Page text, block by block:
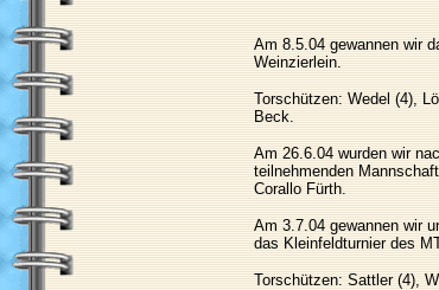
Am 8.5.04 gewannen wir
Weinzierlein.
Torschützen: Wedel (4),
Beck.
Am 26.6.04 wurden wir
teilnehmenden
Corallo Fürth.
Am 3.7.04 gewannen wir
das Kleinfeldturnier des
Torschützen: Sattler (4),